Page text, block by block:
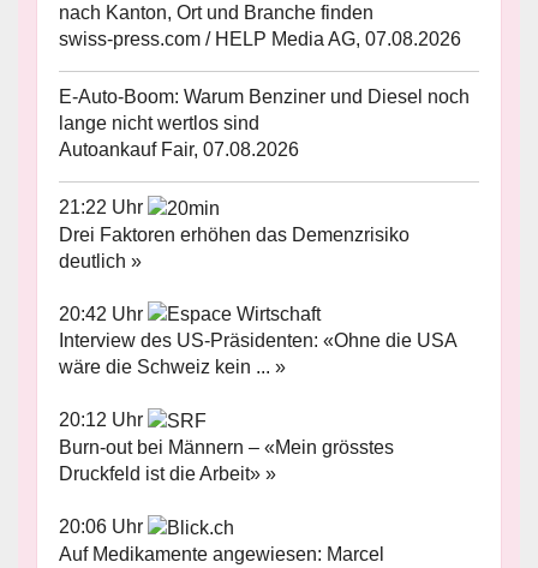
nach Kanton, Ort und Branche finden
swiss-press.com / HELP Media AG, 07.08.2026
E-Auto-Boom: Warum Benziner und Diesel noch
lange nicht wertlos sind
Autoankauf Fair, 07.08.2026
21:22 Uhr
Drei Faktoren erhöhen das Demenzrisiko
deutlich »
20:42 Uhr
Interview des US-Präsidenten: «Ohne die USA
wäre die Schweiz kein ... »
20:12 Uhr
Burn-out bei Männern – «Mein grösstes
Druckfeld ist die Arbeit» »
20:06 Uhr
Auf Medikamente angewiesen: Marcel